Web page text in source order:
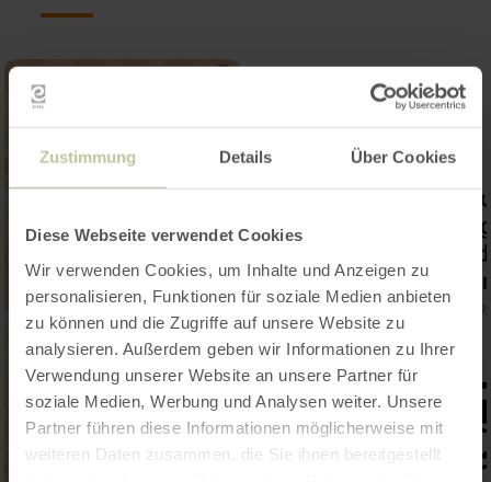
Zustimmung Details Über Cookies
Diese Webseite verwendet Cookies
Wir verwenden Cookies, um Inhalte und Anzeigen zu
personalisieren, Funktionen für soziale Medien anbieten
zu können und die Zugriffe auf unsere Website zu
analysieren. Außerdem geben wir Informationen zu Ihrer
Verwendung unserer Website an unsere Partner für
soziale Medien, Werbung und Analysen weiter. Unsere
Partner führen diese Informationen möglicherweise mit
weiteren Daten zusammen, die Sie ihnen bereitgestellt